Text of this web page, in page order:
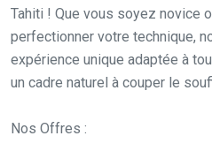
Tahiti ! Que vous soyez novice
perfectionner votre technique,
expérience unique adaptée à
un cadre naturel à couper le
Nos Offres :